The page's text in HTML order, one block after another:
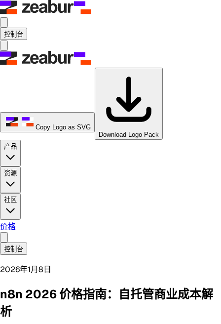
控制台
Copy Logo as SVG
Download Logo Pack
产品
资源
社区
价格
控制台
2026年1月8日
n8n 2026 价格指南：自托管商业成本解
析